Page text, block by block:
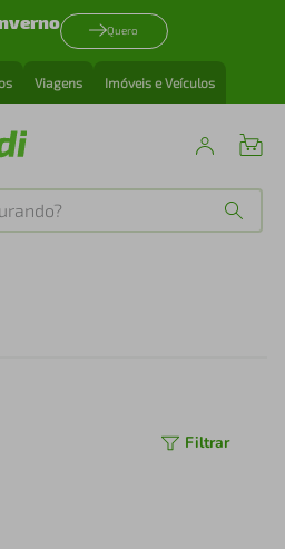
Quero
Viagens Imóveis e Veículos
Filtrar